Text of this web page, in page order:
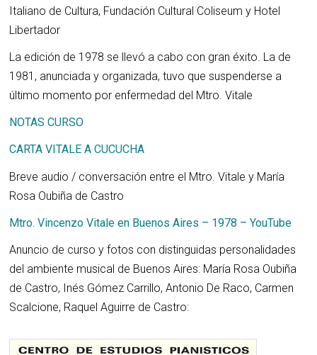
Italiano de Cultura, Fundación Cultural Coliseum y Hotel
Libertador
La edición de 1978 se llevó a cabo con gran éxito. La de
1981, anunciada y organizada, tuvo que suspenderse a
último momento por enfermedad del Mtro. Vitale
NOTAS CURSO
CARTA VITALE A CUCUCHA
Breve audio / conversación entre el Mtro. Vitale y María
Rosa Oubiña de Castro
Mtro. Vincenzo Vitale en Buenos Aires – 1978 – YouTube
Anuncio de curso y fotos con distinguidas personalidades
del ambiente musical de Buenos Aires: María Rosa Oubiña
de Castro, Inés Gómez Carrillo, Antonio De Raco, Carmen
Scalcione, Raquel Aguirre de Castro: